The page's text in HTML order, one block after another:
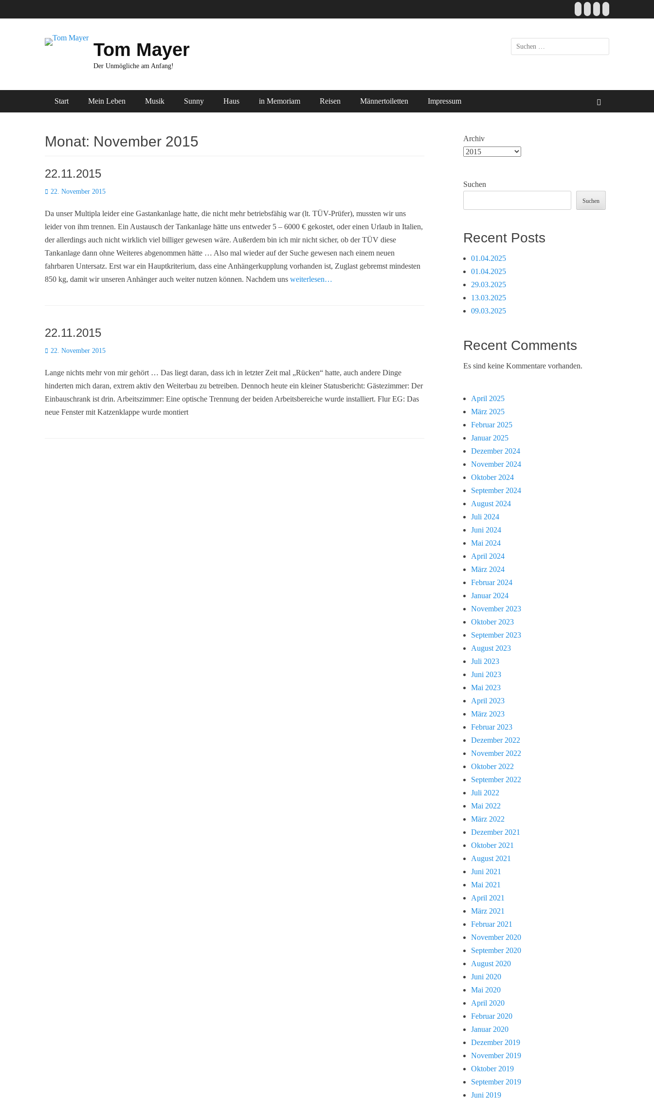
Inhalt
Mail
Tom Mayer
Der Unmögliche am Anfang!
Suche
nach:
Primäres Menü
Start Mein Leben Musik Sunny Haus in Memoriam Reisen Männertoiletten Impressum
Monat: November 2015
22.11.2015
Posted
22. November 2015
Da unser Multipla leider eine Gastankanlage hatte, die nicht mehr betriebsfähig war (lt. TÜV-Prüfer), mussten wir uns
leider von ihm trennen. Ein Austausch der Tankanlage hätte uns entweder 5 – 6000 € gekostet, oder einen Urlaub in Italien,
der allerdings auch nicht wirklich viel billiger gewesen wäre. Außerdem bin ich mir nicht sicher, ob der TÜV diese
Tankanlage dann ohne Weiteres abgenommen hätte … Also mal wieder auf der Suche gewesen nach einem neuen
fahrbaren Untersatz. Erst war ein Hauptkriterium, dass eine Anhängerkupplung vorhanden ist, Zuglast gebremst mindesten
850 kg, damit wir unseren Anhänger auch weiter nutzen können. Nachdem uns weiterlesen…
22.11.2015
Posted
22. November 2015
Lange nichts mehr von mir gehört … Das liegt daran, dass ich in letzter Zeit mal „Rücken“ hatte, auch andere Dinge
hinderten mich daran, extrem aktiv den Weiterbau zu betreiben. Dennoch heute ein kleiner Statusbericht: Gästezimmer: Der
Einbauschrank ist drin. Arbeitszimmer: Eine optische Trennung der beiden Arbeitsbereiche wurde installiert. Flur EG: Das
neue Fenster mit Katzenklappe wurde montiert
Archiv
Suchen
Suchen
Recent Posts
01.04.2025
01.04.2025
29.03.2025
13.03.2025
09.03.2025
Recent Comments
Es sind keine Kommentare vorhanden.
April 2025
März 2025
Februar 2025
Januar 2025
Dezember 2024
November 2024
Oktober 2024
September 2024
August 2024
Juli 2024
Juni 2024
Mai 2024
April 2024
März 2024
Februar 2024
Januar 2024
November 2023
Oktober 2023
September 2023
August 2023
Juli 2023
Juni 2023
Mai 2023
April 2023
März 2023
Februar 2023
Dezember 2022
November 2022
Oktober 2022
September 2022
Juli 2022
Mai 2022
März 2022
Dezember 2021
Oktober 2021
August 2021
Juni 2021
Mai 2021
April 2021
März 2021
Februar 2021
November 2020
September 2020
August 2020
Juni 2020
Mai 2020
April 2020
Februar 2020
Januar 2020
Dezember 2019
November 2019
Oktober 2019
September 2019
Juni 2019